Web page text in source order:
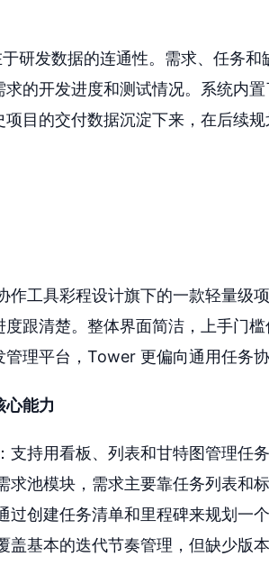
研发数据的连通性。需求、任务
求的开发进度和测试情况。系统内
目的交付数据沉淀下来，在后续
作工具彩程设计旗下的一款轻量级
跟清楚。整体界面简洁，上手门
理平台，Tower 更偏向通用任务
心能力
：支持用看板、列表和甘特图管理任
求池模块，需求主要靠任务列表和
过创建任务清单和里程碑来规划一
盖基本的迭代节奏管理，但缺少版